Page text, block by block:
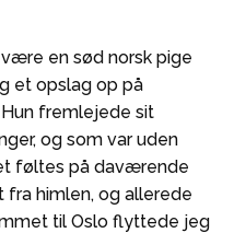
en sød norsk pige
et opslag op på
fremlejede sit
og som var uden
føltes på daværende
fra himlen, og allerede
til Oslo flyttede jeg